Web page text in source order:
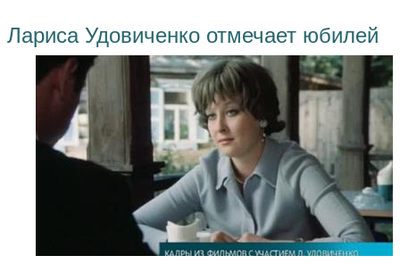
Лариса Удовиченко отмечает юбилей